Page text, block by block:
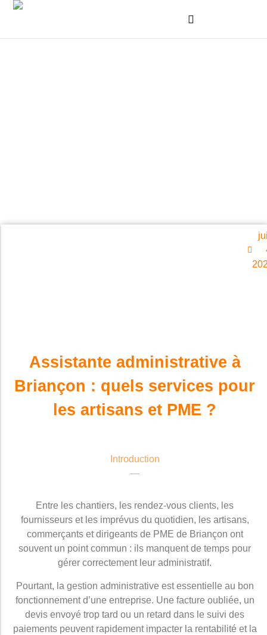
Assistante administrative à
Briançon : quels services pour
les artisans et PME ?
Introduction
Entre les chantiers, les rendez-vous clients, les
fournisseurs et les imprévus du quotidien, les artisans,
commerçants et dirigeants de PME de Briançon ont
souvent un point commun : ils manquent de temps pour
gérer correctement leur administratif.
Pourtant, la gestion administrative est essentielle au bon
fonctionnement d’une entreprise. Une facture oubliée, un
devis envoyé trop tard ou un retard dans le suivi des
paiements peuvent rapidement impacter la rentabilité et la